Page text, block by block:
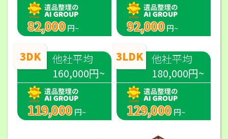
82,000 円~
3DK
他社平均
160,000円~
119,000 円~
92,000 円~
3LDK 他社平均
180,000円~
129,000 円~